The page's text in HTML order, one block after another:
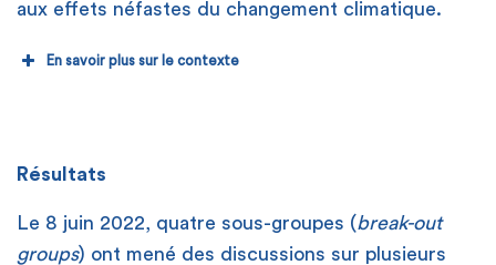
aux effets néfastes du changement climatique.
En savoir plus sur le contexte
Résultats
Le 8 juin 2022, quatre sous-groupes (break-out
groups) ont mené des discussions sur plusieurs